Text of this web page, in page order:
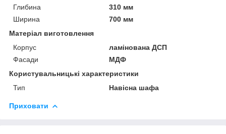
Глибина
310 мм
Ширина
700 мм
Матеріал виготовлення
Корпус
ламінована ДСП
Фасади
МДФ
Користувальницькі характеристики
Тип
Навісна шафа
Приховати